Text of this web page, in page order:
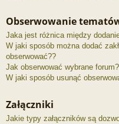
Obserwowanie
Jaka jest różnica między
W jaki sposób można dodać
obserwować??
Jak obserwować wybrane forum?
W jaki sposób usunąć
Załączniki
Jakie typy załączników są